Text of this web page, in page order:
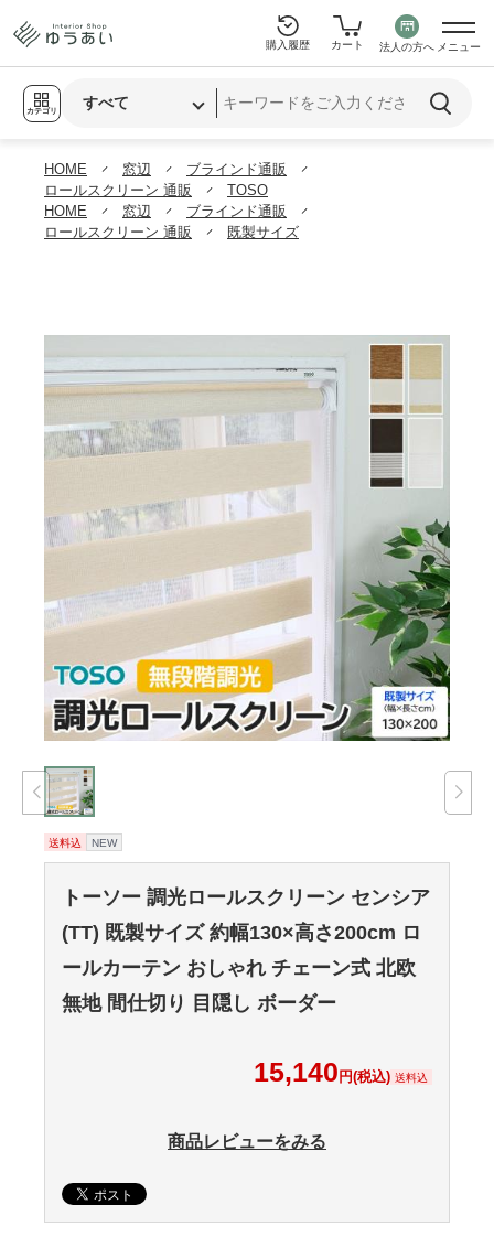
カテゴリ
購入履歴 カート 法人の方へ メニュー
HOME 窓辺
ブラインド通販
ロールスクリーン 通販
TOSO
HOME
窓辺
ブラインド通販
ロールスクリーン 通販
既製サイズ
送料込 NEW
トーソー 調光ロールスクリーン センシア
(TT) 既製サイズ 約幅130×高さ200cm ロ
ールカーテン おしゃれ チェーン式 北欧
無地 間仕切り 目隠し ボーダー
15,140 円(税込) 送料込
商品レビューをみる